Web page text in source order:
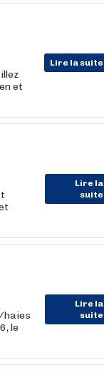
Lire la suite
et
Lire la
suite
Lire la
suite
haies
le